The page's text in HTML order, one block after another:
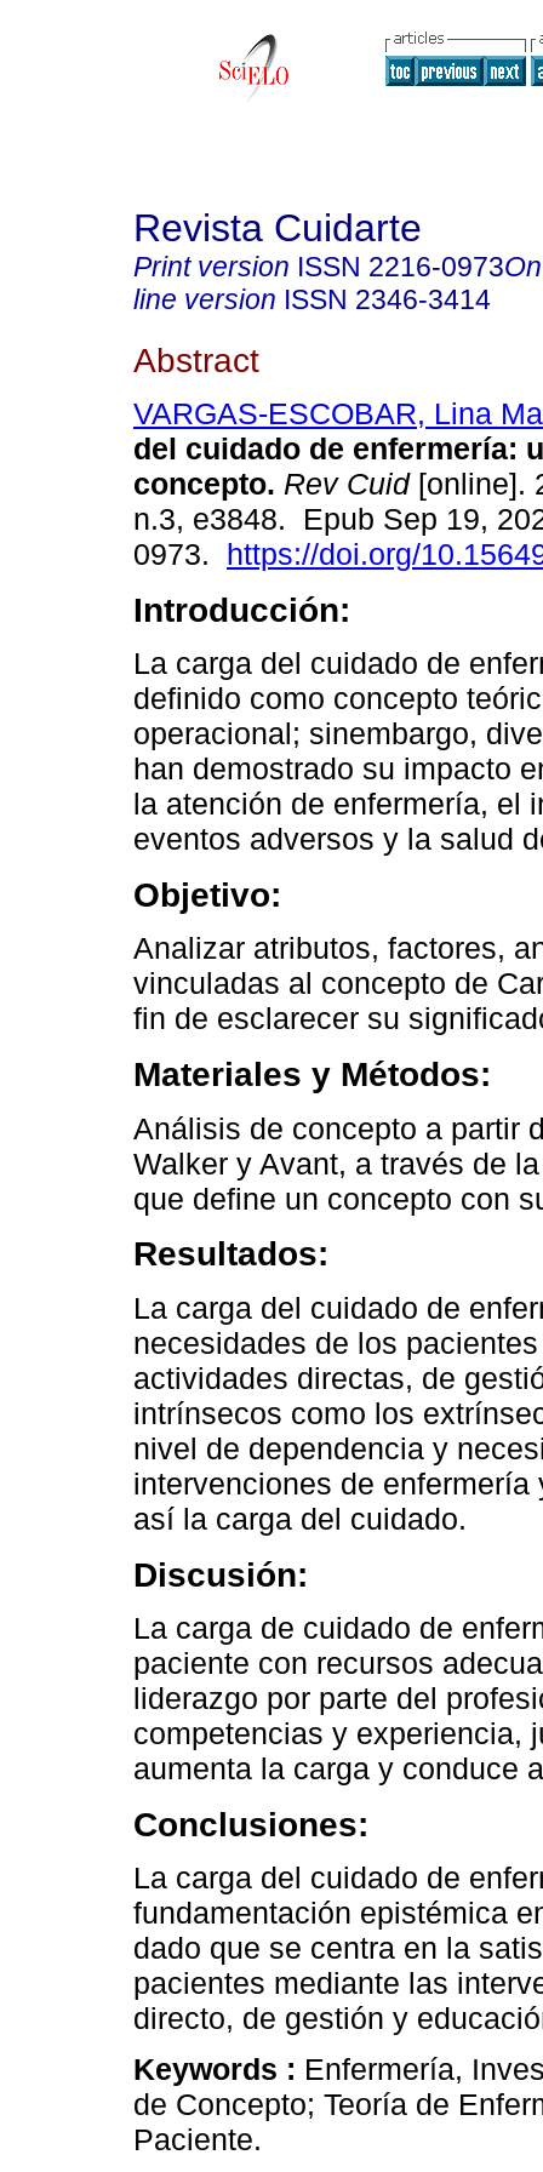
Revista Cuidarte
Print version ISSN 2216-0973
line version ISSN 2346-3414
Abstract
VARGAS-ESCOBAR, Lina
del cuidado de enfermería:
concepto. Rev Cuid[online].
n.3, e3848. Epub Sep 19,
0973. https://doi.org/
Introducción:
La carga del cuidado de
definido como concepto
operacional; sinembargo,
han demostrado su impacto
la atención de enfermería, el
eventos adversos y la salud
Objetivo:
Analizar atributos, factores,
vinculadas al concepto de
fin de esclarecer su
Materiales y Métodos:
Análisis de concepto a partir
Walker y Avant, a través de
que define un concepto con
Resultados:
La carga del cuidado de
necesidades de los
actividades directas, de
intrínsecos como los
nivel de dependencia y
intervenciones de
así la carga del cuidado.
Discusión:
La carga de cuidado de
paciente con recursos
liderazgo por parte del
competencias y experiencia,
aumenta la carga y conduce
Conclusiones:
La carga del cuidado de
fundamentación epistémica
dado que se centra en la
pacientes mediante las
directo, de gestión y
Keywords : Enfermería,
de Concepto; Teoría de
Paciente.